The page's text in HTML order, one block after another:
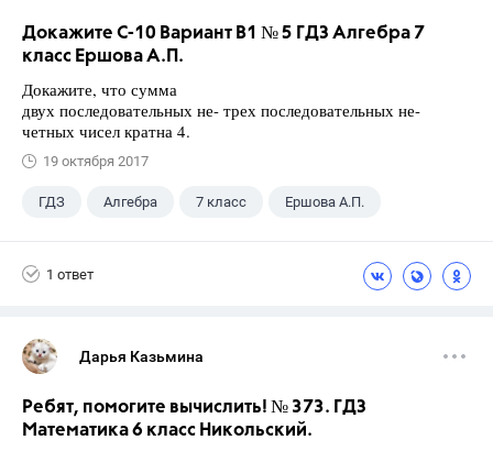
Докажите С-10 Вариант В1 № 5 ГДЗ Алгебра 7
класс Ершова А.П.
Докажите, что сумма
двух последовательных не- трех последовательных не-
четных чисел кратна 4.
19 октября 2017
ГДЗ Алгебра 7 класс Ершова А.П.
1 ответ
Дарья Казьмина
Ребят, помогите вычислить! № 373. ГДЗ
Математика 6 класс Никольский.